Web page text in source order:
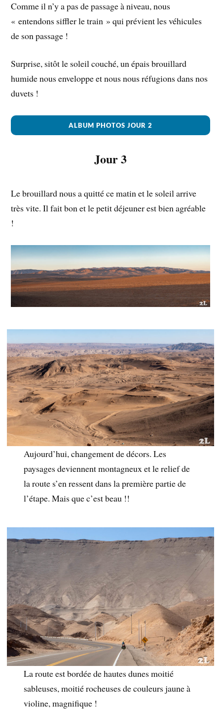
Comme il n’y a pas de passage à niveau, nous
« entendons siffler le train » qui prévient les véhicules
de son passage !
Surprise, sitôt le soleil couché, un épais brouillard
humide nous enveloppe et nous nous réfugions dans nos
duvets !
ALBUM PHOTOS JOUR 2
Jour 3
Le brouillard nous a quitté ce matin et le soleil arrive
très vite. Il fait bon et le petit déjeuner est bien agréable
!
Aujourd’hui, changement de décors. Les
paysages deviennent montagneux et le relief de
la route s’en ressent dans la première partie de
l’étape. Mais que c’est beau !!
La route est bordée de hautes dunes moitié
sableuses, moitié rocheuses de couleurs jaune à
violine, magnifique !